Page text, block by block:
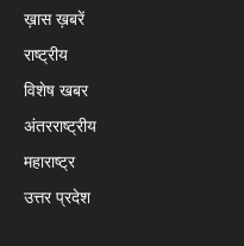
ख़ास ख़बरें
राष्ट्रीय
विशेष खबर
अंतरराष्ट्रीय
महाराष्ट्र
उत्तर प्रदेश